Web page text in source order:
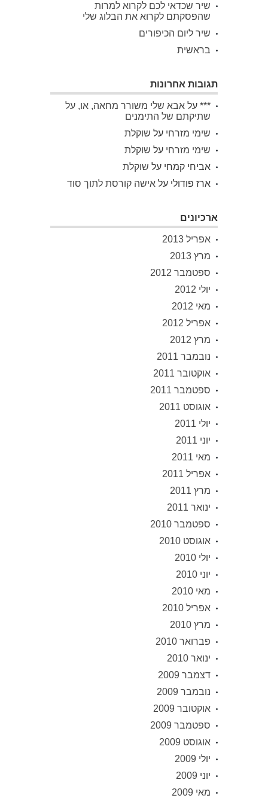
שיר שכדאי לכם לקרוא למרות
שהפסקתם לקרוא את הבלוג שלי
שיר ליום הכיפורים
בראשית
תגובות אחרונות
*** על אבא שלי משורר מחאה, או, על
שתיקתם של התימנים
שימי מזרחי על שוקלת
שימי מזרחי על שוקלת
אביחי קמחי על שוקלת
ארז פודולי על אישה קורסת לתוך סוד
ארכיונים
אפריל 2013
מרץ 2013
ספטמבר 2012
יולי 2012
מאי 2012
אפריל 2012
מרץ 2012
נובמבר 2011
אוקטובר 2011
ספטמבר 2011
אוגוסט 2011
יולי 2011
יוני 2011
מאי 2011
אפריל 2011
מרץ 2011
ינואר 2011
ספטמבר 2010
אוגוסט 2010
יולי 2010
יוני 2010
מאי 2010
אפריל 2010
מרץ 2010
פברואר 2010
ינואר 2010
דצמבר 2009
נובמבר 2009
אוקטובר 2009
ספטמבר 2009
אוגוסט 2009
יולי 2009
יוני 2009
מאי 2009